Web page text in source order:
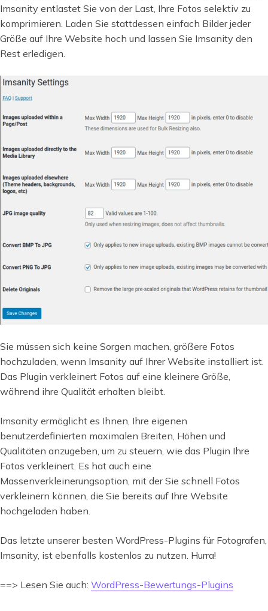
Imsanity entlastet Sie von der Last, Ihre Fotos selektiv zu
komprimieren. Laden Sie stattdessen einfach Bilder jeder
Größe auf Ihre Website hoch und lassen Sie Imsanity den
Rest erledigen.
Sie müssen sich keine Sorgen machen, größere Fotos
hochzuladen, wenn Imsanity auf Ihrer Website installiert ist.
Das Plugin verkleinert Fotos auf eine kleinere Größe,
während ihre Qualität erhalten bleibt.
Imsanity ermöglicht es Ihnen, Ihre eigenen
benutzerdefinierten maximalen Breiten, Höhen und
Qualitäten anzugeben, um zu steuern, wie das Plugin Ihre
Fotos verkleinert. Es hat auch eine
Massenverkleinerungsoption, mit der Sie schnell Fotos
verkleinern können, die Sie bereits auf Ihre Website
hochgeladen haben.
Das letzte unserer besten WordPress-Plugins für Fotografen,
Imsanity, ist ebenfalls kostenlos zu nutzen. Hurra!
==> Lesen Sie auch: WordPress-Bewertungs-Plugins